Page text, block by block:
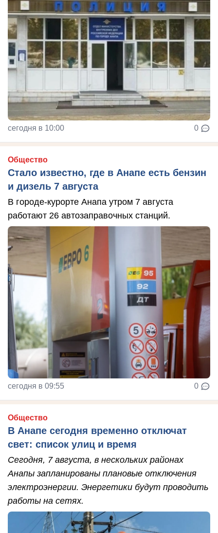
сегодня в 10:00 0
Общество
Стало известно, где в Анапе есть бензин
и дизель 7 августа
В городе-курорте Анапа утром 7 августа
работают 26 автозаправочных станций.
сегодня в 09:55 0
Общество
В Анапе сегодня временно отключат
свет: список улиц и время
Сегодня, 7 августа, в нескольких районах
Анапы запланированы плановые отключения
электроэнергии. Энергетики будут проводить
работы на сетях.